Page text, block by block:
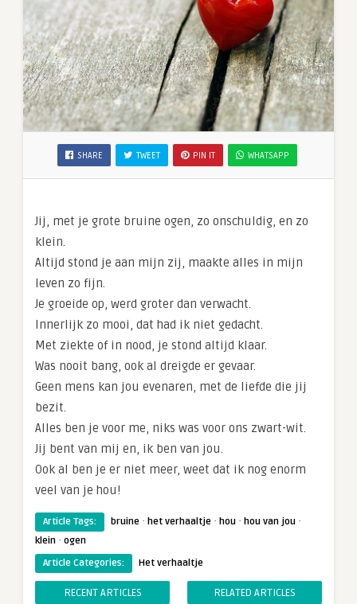
SHARE TWEET PIN IT WHATSAPP
Jij, met je grote bruine ogen, zo onschuldig, en zo
klein.
Altijd stond je aan mijn zij, maakte alles in mijn
leven zo fijn.
Je groeide op, werd groter dan verwacht.
Innerlijk zo mooi, dat had ik niet gedacht.
Met ziekte of in nood, je stond altijd klaar.
Was nooit bang, ook al dreigde er gevaar.
Geen mens kan jou evenaren, met de liefde die jij
bezit.
Alles ben je voor me, niks was voor ons zwart-wit.
Jij bent van mij en, ik ben van jou.
Ook al ben je er niet meer, weet dat ik nog enorm
veel van je hou!
Article Tags: bruine · het verhaaltje · hou · hou van jou ·
klein · ogen
Article Categories:
Het verhaaltje
RECENT ARTICLES RELATED ARTICLES